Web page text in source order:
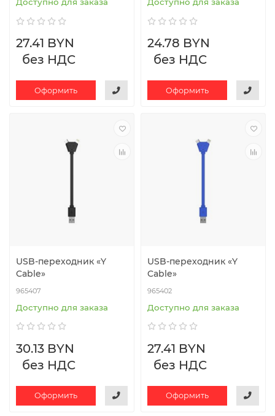
Доступно для заказа
27.41 BYN
без НДС
Оформить
Доступно для заказа
24.78 BYN
без НДС
Оформить
USB-переходник «Y
Cable»
965407
Доступно для заказа
30.13 BYN
без НДС
Оформить
USB-переходник «Y
Cable»
965402
Доступно для заказа
27.41 BYN
без НДС
Оформить